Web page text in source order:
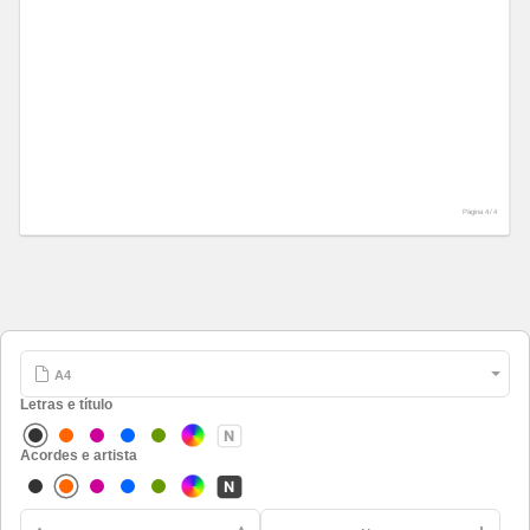
Página 4 /4
Letras e título
Acordes e artista